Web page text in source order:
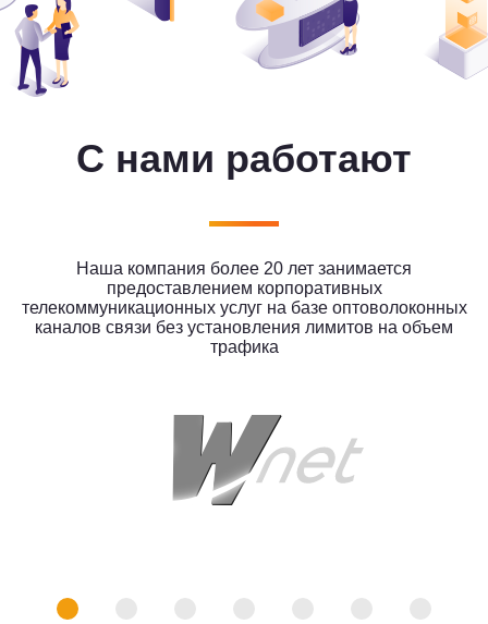
С нами работают
Наша компания более 20 лет занимается
предоставлением корпоративных
телекоммуникационных услуг на базе оптоволоконных
каналов связи без установления лимитов на объем
трафика